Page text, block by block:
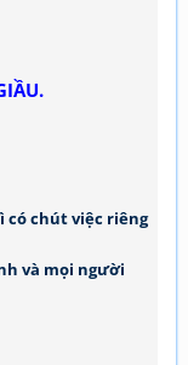
có chút việc riêng
và mọi người